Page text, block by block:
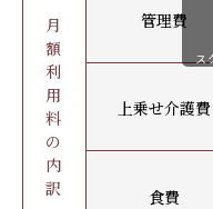
月
額
利
用
料
の
内
訳
管理費
上乗せ介護費
食費
ス